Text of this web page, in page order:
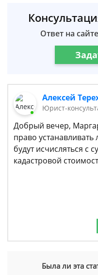
Ответ на
Алексей
Юрист-
Добрый вечер,
право
будут исчисляться с
кадастровой
Была ли эта